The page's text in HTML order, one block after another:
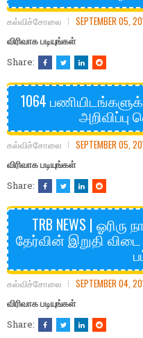
கல்விச்சோலை SEPTEMBER 05,
விரிவாக படியுங்கள்
Share:
1064
அறிவிப்பு
கல்விச்சோலை SEPTEMBER 05,
விரிவாக படியுங்கள்
Share:
TRB NEWS |
தேர்வின் இறுதி
கல்விச்சோலை SEPTEMBER 04,
விரிவாக படியுங்கள்
Share: